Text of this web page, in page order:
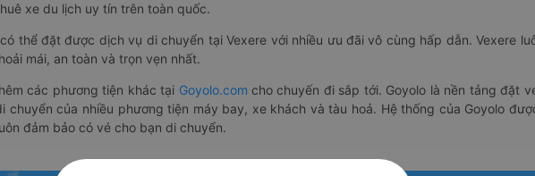
xe du lịch uy tín trên toàn quốc.
thể đặt được dịch vụ di chuyển tại Vexere với nhiều ưu đãi vô cùng hấp dẫn. Vexere
mái, an toàn và trọn vẹn nhất.
các phương tiện khác tại Goyolo.com cho chuyến đi sắp tới. Goyolo là nền tảng đặt
chuyển của nhiều phương tiện máy bay, xe khách và tàu hoả. Hệ thống của Goyolo
đảm bảo có vé cho bạn di chuyển.